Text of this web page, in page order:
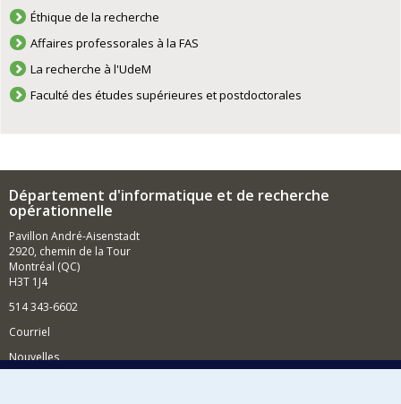
Éthique de la recherche
Affaires professorales à la FAS
La recherche à l'UdeM
Faculté des études supérieures et postdoctorales
Département d'informatique et de recherche
opérationnelle
Pavillon André-Aisenstadt
2920, chemin de la Tour
Montréal (QC)
H3T 1J4
514 343-6602
Courriel
Nouvelles